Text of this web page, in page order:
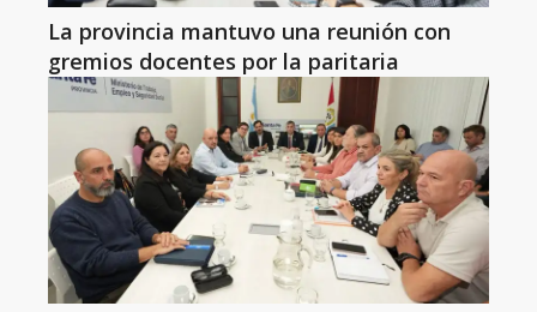
La provincia mantuvo una reunión con
gremios docentes por la paritaria